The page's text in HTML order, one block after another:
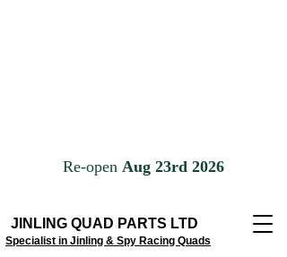
JINLING QUAD PARTS LTD
Specialist in Jinling & Spy Racing Quads